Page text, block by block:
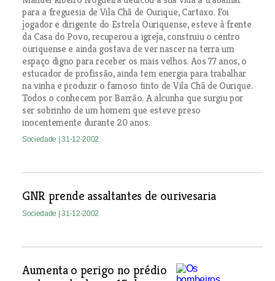
para a freguesia de Vila Chã de Ourique, Cartaxo. Foi
jogador e dirigente do Estrela Ouriquense, esteve à frente
da Casa do Povo, recuperou a igreja, construiu o centro
ouriquense e ainda gostava de ver nascer na terra um
espaço digno para receber os mais velhos. Aos 77 anos, o
estucador de profissão, ainda tem energia para trabalhar
na vinha e produzir o famoso tinto de Vila Chã de Ourique.
Todos o conhecem por Barrão. A alcunha que surgiu por
ser sobrinho de um homem que esteve preso
inocentemente durante 20 anos.
Sociedade | 31-12-2002
GNR prende assaltantes de ourivesaria
Sociedade | 31-12-2002
Aumenta o perigo no prédio